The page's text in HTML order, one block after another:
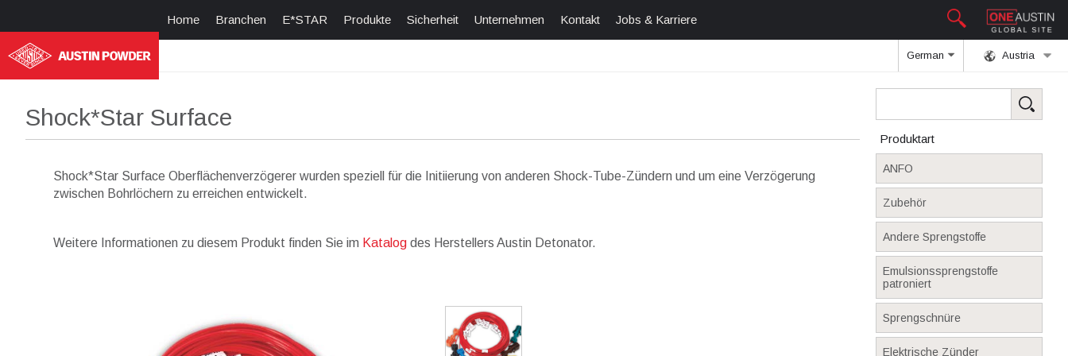
Home Branchen E*STAR Produkte Sicherheit Unternehmen Kontakt Jobs & Karriere
Austria
German
Produktart
ANFO
Zubehör
Andere Sprengstoffe
Emulsionssprengstoffe
patroniert
Sprengschnüre
Elektrische Zünder
Shock*Star Surface
Shock*Star Surface Oberflächenverzögerer wurden speziell für die Initiierung von anderen Shock-Tube-Zündern und um eine Verzögerung
zwischen Bohrlöchern zu erreichen entwickelt.
Weitere Informationen zu diesem Produkt finden Sie im Katalog des Herstellers Austin Detonator.